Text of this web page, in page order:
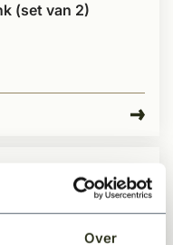
Over
(set van 2)
(set van 2)